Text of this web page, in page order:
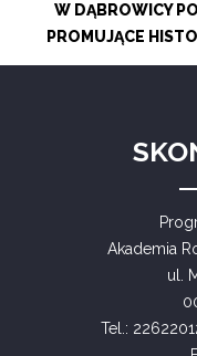
W DĄBROWICY
PROMUJĄCE
Akademia
ul.
Tel.: